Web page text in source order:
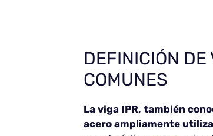
DEFINICIÓN DE
COMUNES
La viga IPR, también
acero ampliamente